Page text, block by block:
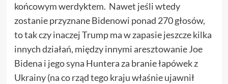
końcowym werdyktem. Nawet jeśli wtedy
zostanie przyznane Bidenowi ponad 270 głosów,
to tak czy inaczej Trump ma w zapasie jeszcze kilka
innych działań, między innymi aresztowanie Joe
Bidena i jego syna Huntera za branie łapówek z
Ukrainy (na co rząd tego kraju właśnie ujawnił